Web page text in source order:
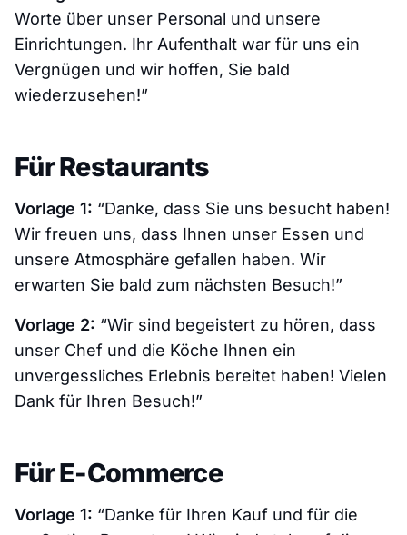
Worte über unser Personal und unsere
Einrichtungen. Ihr Aufenthalt war für uns ein
Vergnügen und wir hoffen, Sie bald
wiederzusehen!”
Für Restaurants
Vorlage 1: “Danke, dass Sie uns besucht haben!
Wir freuen uns, dass Ihnen unser Essen und
unsere Atmosphäre gefallen haben. Wir
erwarten Sie bald zum nächsten Besuch!”
Vorlage 2: “Wir sind begeistert zu hören, dass
unser Chef und die Köche Ihnen ein
unvergessliches Erlebnis bereitet haben! Vielen
Dank für Ihren Besuch!”
Für E-Commerce
Vorlage 1: “Danke für Ihren Kauf und für die